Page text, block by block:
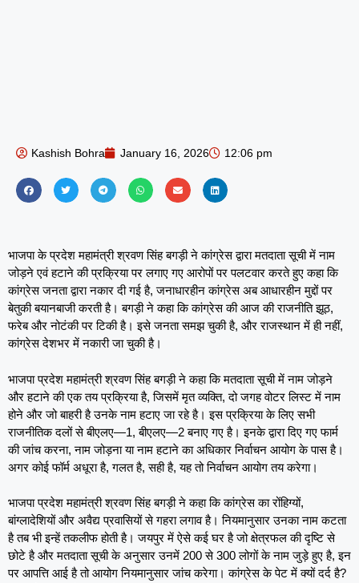
Kashish Bohra January 16, 2026 12:06 pm
भाजपा के प्रदेश महामंत्री श्रवण सिंह बगड़ी ने कांग्रेस द्वारा मतदाता सूची में नाम
जोड़ने एवं हटाने की प्रक्रिया पर लगाए गए आरोपों पर पलटवार करते हुए कहा कि
कांग्रेस जनता द्वारा नकार दी गई है, जनाधारहीन कांग्रेस अब आधारहीन मुद्दों पर
बेतुकी बयानबाजी करती है। बगड़ी ने कहा कि कांग्रेस की आज की राजनीति झूठ,
फरेब और नोटंकी पर टिकी है। इसे जनता समझ चुकी है, और राजस्थान में ही नहीं,
कांग्रेस देशभर में नकारी जा चुकी है।
भाजपा प्रदेश महामंत्री श्रवण सिंह बगड़ी ने कहा कि मतदाता सूची में नाम जोड़ने
और हटाने की एक तय प्रक्रिया है, जिसमें मृत व्यक्ति, दो जगह वोटर लिस्ट में नाम
होने और जो बाहरी है उनके नाम हटाए जा रहे है। इस प्रक्रिया के लिए सभी
राजनीतिक दलों से बीएलए—1, बीएलए—2 बनाए गए है। इनके द्वारा दिए गए फार्म
की जांच करना, नाम जोड़ना या नाम हटाने का अधिकार निर्वाचन आयोग के पास है।
अगर कोई फॉर्म अधूरा है, गलत है, सही है, यह तो निर्वाचन आयोग तय करेगा।
भाजपा प्रदेश महामंत्री श्रवण सिंह बगड़ी ने कहा कि कांग्रेस का रोंहिग्यों,
बांग्लादेशियों और अवैद्य प्रवासियों से गहरा लगाव है। नियमानुसार उनका नाम कटता
है तब भी इन्हें तकलीफ होती है। जयपुर में ऐसे कई घर है जो क्षेत्रफल की दृष्टि से
छोटे है और मतदाता सूची के अनुसार उनमें 200 से 300 लोगों के नाम जुड़े हुए है, इन
पर आपत्ति आई है तो आयोग नियमानुसार जांच करेगा। कांग्रेस के पेट में क्यों दर्द है?